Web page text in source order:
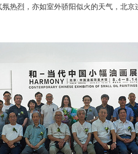
热烈，亦如室外骄阳似火的天气，北京